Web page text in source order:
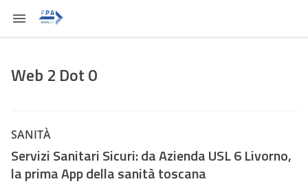
Web 2 Dot 0
SANITÀ
Servizi Sanitari Sicuri: da Azienda USL 6 Livorno,
la prima App della sanità toscana